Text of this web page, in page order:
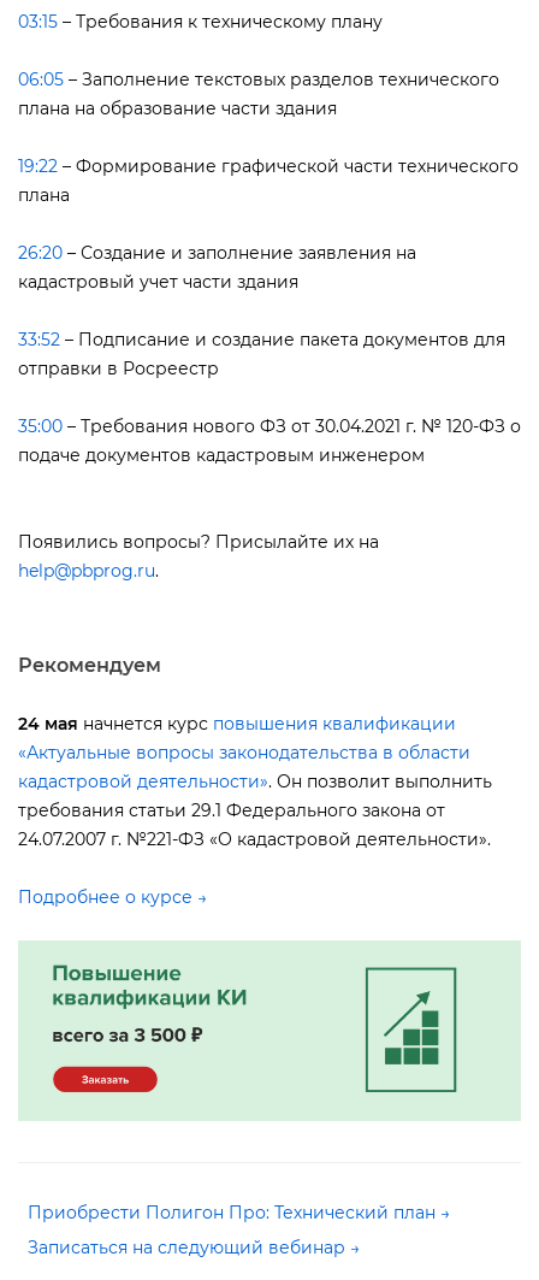
03:15 – Требования к техническому плану
06:05 – Заполнение текстовых разделов технического
плана на образование части здания
19:22 – Формирование графической части технического
плана
26:20 – Создание и заполнение заявления на
кадастровый учет части здания
33:52 – Подписание и создание пакета документов для
отправки в Росреестр
35:00 – Требования нового ФЗ от 30.04.2021 г. № 120-ФЗ о
подаче документов кадастровым инженером
Появились вопросы? Присылайте их на
help@pbprog.ru.
Рекомендуем
24 мая начнется курс повышения квалификации
«Актуальные вопросы законодательства в области
кадастровой деятельности». Он позволит выполнить
требования статьи 29.1 Федерального закона от
24.07.2007 г. №221-ФЗ «О кадастровой деятельности».
Подробнее о курсе →
Приобрести Полигон Про: Технический план →
Записаться на следующий вебинар →